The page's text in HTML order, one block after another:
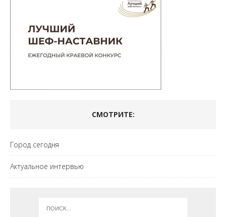
СМОТРИТЕ:
Город сегодня
Актуальное интервью